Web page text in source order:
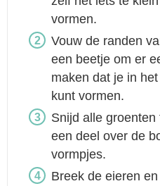
vormen.
Vouw de randen
een beetje om er
maken dat je in
kunt vormen.
Snijd alle
een deel over de
vormpjes.
Breek de eieren